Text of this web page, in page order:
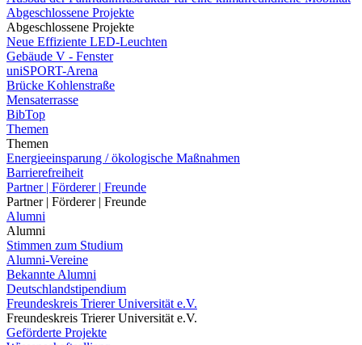
Abgeschlossene Projekte
Abgeschlossene Projekte
Neue Effiziente LED-Leuchten
Gebäude V - Fenster
uniSPORT-Arena
Brücke Kohlenstraße
Mensaterrasse
BibTop
Themen
Themen
Energieeinsparung / ökologische Maßnahmen
Barrierefreiheit
Partner | Förderer | Freunde
Partner | Förderer | Freunde
Alumni
Alumni
Stimmen zum Studium
Alumni-Vereine
Bekannte Alumni
Deutschlandstipendium
Freundeskreis Trierer Universität e.V.
Freundeskreis Trierer Universität e.V.
Geförderte Projekte